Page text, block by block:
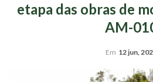
etapa das obras de
AM-
Em 12 jun,